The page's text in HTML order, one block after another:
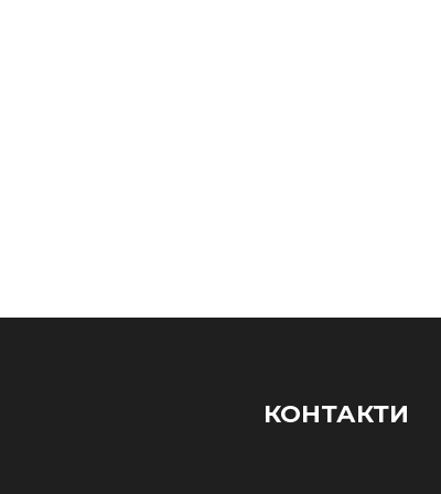
КОНТАКТИ